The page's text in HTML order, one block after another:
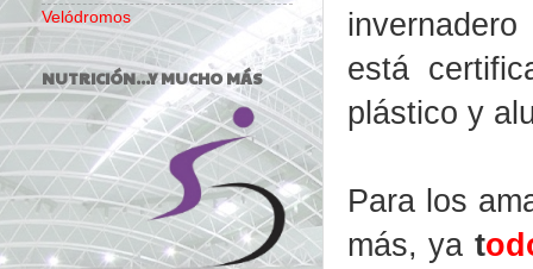
está
plástico y
Para los
más, ya t
Velódromos
NUTRICIÓN...Y MUCHO MÁS